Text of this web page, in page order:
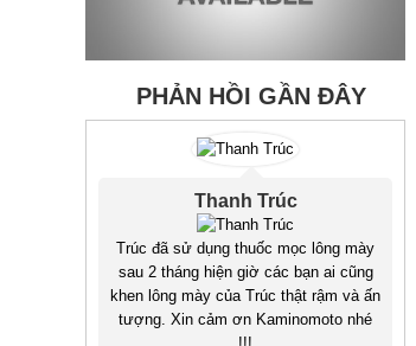
PHẢN HỒI GẦN ĐÂY
Thanh Trúc
Trúc đã sử dụng thuốc mọc lông mày
sau 2 tháng hiện giờ các bạn ai cũng
khen lông mày của Trúc thật rậm và ấn
tượng. Xin cảm ơn Kaminomoto nhé